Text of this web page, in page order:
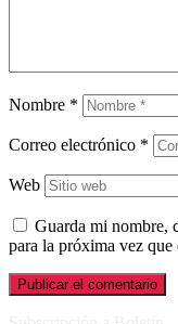
Nombre *
Correo electrónico *
Web
Guarda mi nombre,
para la próxima vez que